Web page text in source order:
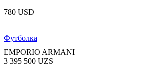
780 USD
Футболка
EMPORIO ARMANI
3 395 500 UZS